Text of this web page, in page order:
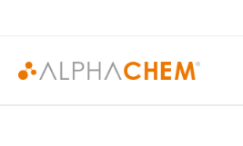
contenido